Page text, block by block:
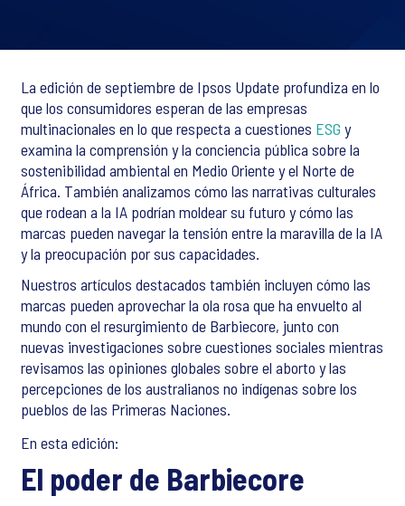
La edición de septiembre de Ipsos Update profundiza en lo
que los consumidores esperan de las empresas
multinacionales en lo que respecta a cuestiones ESG y
examina la comprensión y la conciencia pública sobre la
sostenibilidad ambiental en Medio Oriente y el Norte de
África. También analizamos cómo las narrativas culturales
que rodean a la IA podrían moldear su futuro y cómo las
marcas pueden navegar la tensión entre la maravilla de la IA
y la preocupación por sus capacidades.
Nuestros artículos destacados también incluyen cómo las
marcas pueden aprovechar la ola rosa que ha envuelto al
mundo con el resurgimiento de Barbiecore, junto con
nuevas investigaciones sobre cuestiones sociales mientras
revisamos las opiniones globales sobre el aborto y las
percepciones de los australianos no indígenas sobre los
pueblos de las Primeras Naciones.
En esta edición:
El poder de Barbiecore